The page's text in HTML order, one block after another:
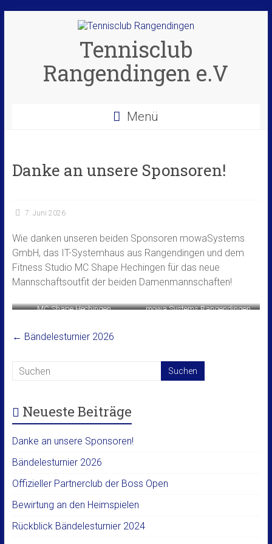
Tennisclub
Rangendingen e.V
Menü
Danke an unsere Sponsoren!
7. Juni 2026
Wie danken unseren beiden Sponsoren mowaSystems
GmbH, das IT-Systemhaus aus Rangendingen und dem
Fitness Studio MC Shape Hechingen für das neue
Mannschaftsoutfit der beiden Damenmannschaften!
MC Shape Hechingen mowa Systems Rangendingen
← Bändelesturnier 2026
Neueste Beiträge
Danke an unsere Sponsoren!
Bändelesturnier 2026
Offizieller Partnerclub der Boss Open
Bewirtung an den Heimspielen
Rückblick Bändelesturnier 2024